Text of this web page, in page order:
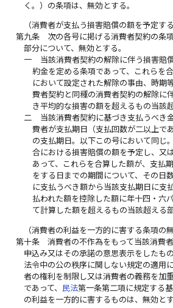
く。）の条項は、無効とする。
（消費者が支払う損害賠償の額を予定す
第九条
次の各号に掲げる消費者契約の条
部分について、無効とする。
一
当該消費者契約の解除に伴う損害賠
約金を定める条項であって、これらを
において設定された解除の事由、時期
費者契約と同種の消費者契約の解除に
き平均的な損害の額を超えるもの当該
二
当該消費者契約に基づき支払うべき
費者が支払期日（支払回数が二以上で
の支払期日。以下この号において同じ
合における損害賠償の額を予定し、又
あって、これらを合算した額が、支払
をする日までの期間について、その日
に支払うべき額から当該支払期日に支
払われた額を控除した額に年十四・六
て計算した額を超えるもの当該超える
（消費者の利益を一方的に害する条項の無
第十条
消費者の不作為をもって当該消費
申込み又はその承諾の意思表示をしたも
法令中の公の秩序に関しない規定の適用
者の権利を制限し又は消費者の義務を加
であって、 民法第一条第二項に規定する
の利益を一方的に害するものは、無効とす